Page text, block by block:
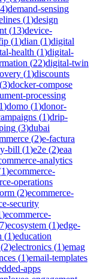
4)demand-sensing
(1)design
(13)device-
(1)dian (1)digital
health (1)digital-
(22)digital-twin
(1)discounts
3)docker-compose
processing
1)domo (1)donor-
(1)drip-
(3)dubai
(2)e-factura
bill (1)e2e (2)eaa
analytics
1)ecommerce-
operations
(2)ecommerce-
security
)ecommerce-
7)ecosystem (1)edge-
(1)education
(2)electronics (1)emag
(1)email-templates
apps